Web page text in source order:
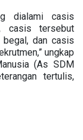
dialami casis
casis tersebut
begal, dan casis
ungkap
(As SDM
tertulis,